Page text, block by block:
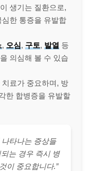
생기는 질환으로,
한 통증을 유발합
, 오심, 구토, 발열 등
의심해 볼 수 있습
료가 중요하며, 방
한 합병증을 유발할
타나는 증상들
는 경우 즉시 병
이 중요합니다.”